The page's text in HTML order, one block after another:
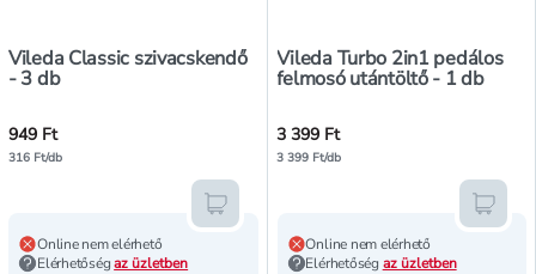
Vileda Classic szivacskendő
- 3 db
949 Ft
316 Ft/db
Online nem elérhető
Elérhetőségaz üzletben
Kosárba teszem
Vileda Turbo 2in1 pedálos
felmosó utántöltő - 1 db
3 399 Ft
3 399 Ft/db
Online nem elérhető
Elérhetőség az üzletben